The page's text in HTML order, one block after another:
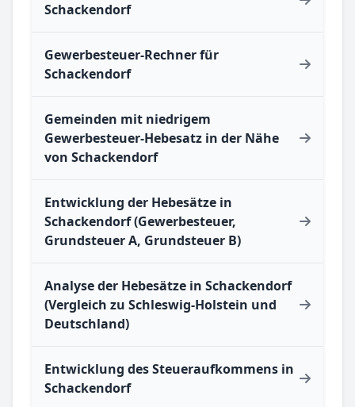
Schackendorf
Gewerbesteuer-Rechner für
Schackendorf
Gemeinden mit niedrigem
Gewerbesteuer-Hebesatz in der Nähe
von Schackendorf
Entwicklung der Hebesätze in
Schackendorf (Gewerbesteuer,
Grundsteuer A, Grundsteuer B)
Analyse der Hebesätze in Schackendorf
(Vergleich zu Schleswig-Holstein und
Deutschland)
Entwicklung des Steueraufkommens in
Schackendorf